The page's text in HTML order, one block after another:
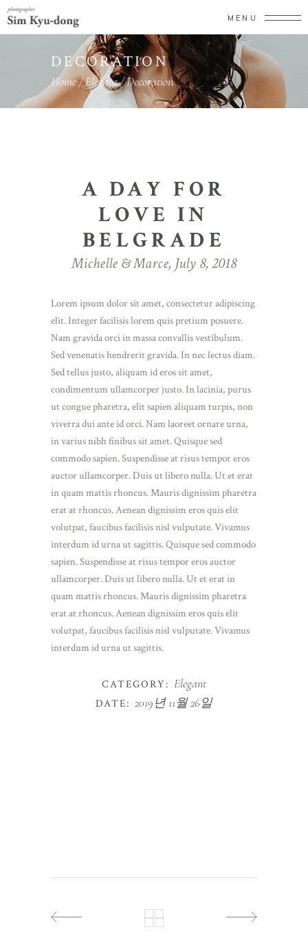
MENU
DECORATION
Home/Elegant/Decoration
A DAY FOR
LOVE IN
BELGRADE
Michelle & Marce, July 8, 2018
Lorem ipsum dolor sit amet, consectetur adipiscing
elit. Integer facilisis lorem quis pretium posuere.
Nam gravida orci in massa convallis vestibulum.
Sed venenatis hendrerit gravida. In nec lectus diam.
Sed tellus justo, aliquam id eros sit amet,
condimentum ullamcorper justo. In lacinia, purus
ut congue pharetra, elit sapien aliquam turpis, non
viverra dui ante id orci. Nam laoreet ornare urna,
in varius nibh finibus sit amet. Quisque sed
commodo sapien. Suspendisse at risus tempor eros
auctor ullamcorper. Duis ut libero nulla. Ut et erat
in quam mattis rhoncus. Mauris dignissim pharetra
erat at rhoncus. Aenean dignissim eros quis elit
volutpat, faucibus facilisis nisl vulputate. Vivamus
interdum id urna ut sagittis. Quisque sed commodo
sapien. Suspendisse at risus tempor eros auctor
ullamcorper. Duis ut libero nulla. Ut et erat in
quam mattis rhoncus. Mauris dignissim pharetra
erat at rhoncus. Aenean dignissim eros quis elit
volutpat, faucibus facilisis nisl vulputate. Vivamus
interdum id urna ut sagittis.
CATEGORY: Elegant
DATE: 2019년 11월 26일